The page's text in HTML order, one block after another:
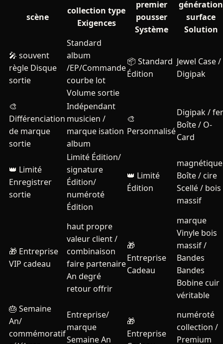
scène
collection type
Exigences
premier
pousser
Système
génération
surface
Solution
🎤 souvent
règle Disque
sortie
Standard
album
/EP/Commande
courbe lot
Volume sortie
📦 Standard
Édition
Jewel Case /
Digipak
🎨
Différenciation
de marque
sortie
Indépendant
musicien /
marque isation
album
🎨
Personnalisé
Digipak / fer
Boîte / O-
Card
👑 Limité
Enregistrer
sortie
Limité Édition/
signature
Édition/
numéroté
Édition
👑 Limité
Édition
magnétique
Boîte / cire
Scellé / bois
massif
🎁 Entreprise
VIP cadeau
haut propre
valeur client /
combinaison
faire partenaire
An degré
retour offrir
🎁
Entreprise
Cadeau
marque
Vinyle bois
massif /
Bandes
Bandes
Bobine cuir
véritable
🎂 Semaine
An/
commémoratif
Entreprise/
marque
Semaine An
🎁
Entreprise
numéroté
collection /
Premium